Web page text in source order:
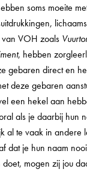
soms moeite
VOH zoals
, hebben
gebaren direct en
deze gebaren
een hekel aan
als je daarbij hun
al te vaak in andere
dat je hun naam
mogen zij jou